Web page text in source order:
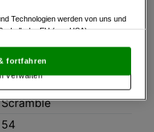
05.04.2025
Scramble
54
Technologien werden von uns und
der EU (u.a. USA)
Es besteht insbesondere
US-Behörden zu Kontroll- und
dagegen keine wirksamen
willigen Sie in die Verwendung
verwalten
fortfahren